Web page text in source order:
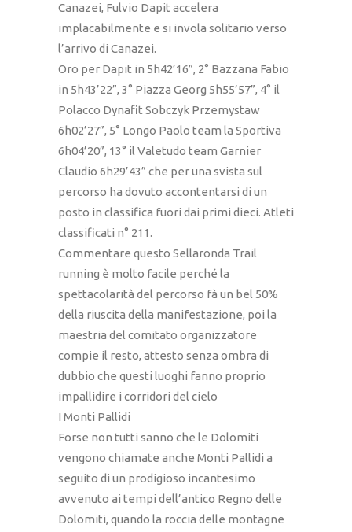
Canazei, Fulvio Dapit accelera
implacabilmente e si invola solitario verso
l’arrivo di Canazei.
Oro per Dapit in 5h42’16”, 2° Bazzana Fabio
in 5h43’22”, 3° Piazza Georg 5h55’57”, 4° il
Polacco Dynafit Sobczyk Przemystaw
6h02’27”, 5° Longo Paolo team la Sportiva
6h04’20”, 13° il Valetudo team Garnier
Claudio 6h29’43” che per una svista sul
percorso ha dovuto accontentarsi di un
posto in classifica fuori dai primi dieci. Atleti
classificati n° 211.
Commentare questo Sellaronda Trail
running è molto facile perché la
spettacolarità del percorso fà un bel 50%
della riuscita della manifestazione, poi la
maestria del comitato organizzatore
compie il resto, attesto senza ombra di
dubbio che questi luoghi fanno proprio
impallidire i corridori del cielo
I Monti Pallidi
Forse non tutti sanno che le Dolomiti
vengono chiamate anche Monti Pallidi a
seguito di un prodigioso incantesimo
avvenuto ai tempi dell’antico Regno delle
Dolomiti, quando la roccia delle montagne